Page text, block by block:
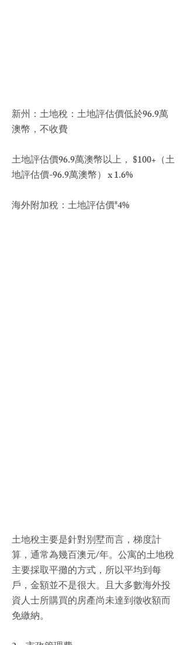
新州：土地稅：土地評估價低於96.9萬
澳幣，不收費
土地評估價96.9萬澳幣以上， $100+（土
地評估價-96.9萬澳幣） x 1.6%
海外附加稅：土地評估價*4%
土地稅主要是針對別墅而言，梯度計
算，通常為幾百澳元/年。公寓的土地稅
主要採取平攤的方式，所以平均到每
戶，金額並不是很大。且大多數海外投
資人士所購買的房產尚未達到徵收額而
免繳納。